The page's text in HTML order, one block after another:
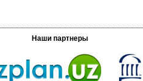
Наши партнеры